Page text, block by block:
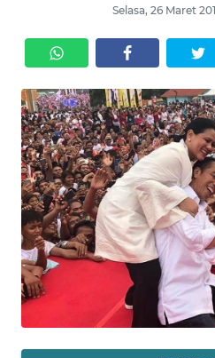
Selasa, 26 Maret
EKUIN
SAINS-TEKNO
KESEHATAN
INTERNASIONAL
SERBA-SERBI
PENDIDIKAN